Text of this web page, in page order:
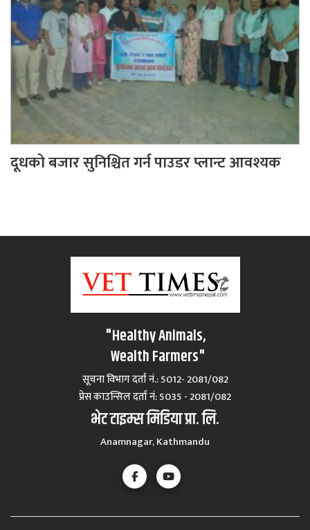
दूधको बजार सुनिश्चित गर्न पाउडर प्लान्ट आवश्यक
"Healthy Animals,
Wealth Farmers"
सूचना विभाग दर्ता नं.: 5012- 2081/082
प्रेस काउन्सिल दर्ता नं‍: 5035 - 2081/082
भेट टाइम्स मिडिया प्रा. लि.
Anamnagar, Kathmandu